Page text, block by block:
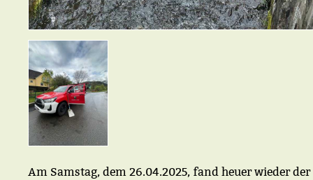
Am Samstag, dem 26.04.2025, fand heuer wieder